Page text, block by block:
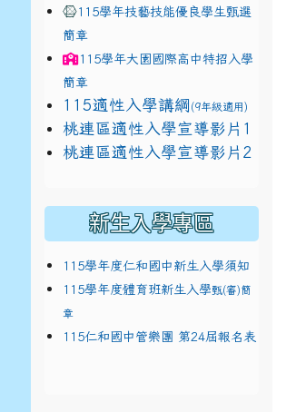
115學年技藝技能優良學生甄選
簡章
115學年大園國際高中特招入學
簡章
115適性入學講綱 (9年級適用)
link to https://
桃連區適性入學宣導影片1
link to https://
桃連區適性入學宣導影片2
新生入學專區
115學年度仁和國中新生入學須知
115學年度體育班新生入學甄(審)簡
章
115仁和國中管樂團 第24屆報名表